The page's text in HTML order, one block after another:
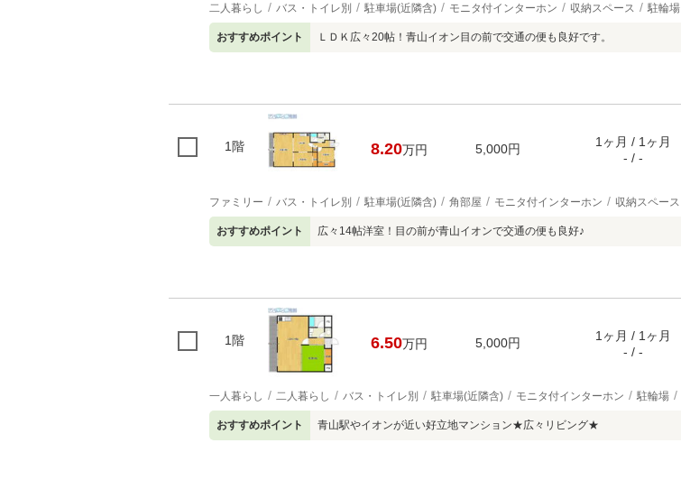
二人暮らし バス・トイレ別 駐車場(近隣含) モニタ付インターホン 収納スペース 駐輪場
おすすめポイント ＬＤＫ広々20帖！青山イオン目の前で交通の便も良好です。
1階 8.20万円 5,000円
1ヶ月 / 1ヶ月
- / -
ファミリー バス・トイレ別 駐車場(近隣含) 角部屋 モニタ付インターホン 収納スペース
おすすめポイント 広々14帖洋室！目の前が青山イオンで交通の便も良好♪
1階 6.50万円 5,000円
1ヶ月 / 1ヶ月
- / -
一人暮らし 二人暮らし バス・トイレ別 駐車場(近隣含) モニタ付インターホン 駐輪場
おすすめポイント 青山駅やイオンが近い好立地マンション★広々リビング★